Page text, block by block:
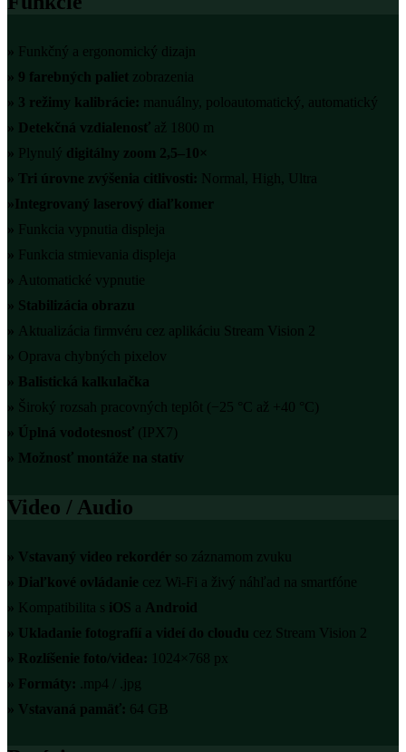
» Funkčný a ergonomický dizajn
» 9 farebných paliet zobrazenia
» 3 režimy kalibrácie: manuálny, poloautomatický, automatický
» Detekčná vzdialenosť až 1800 m
» Plynulý digitálny zoom 2,5–10×
» Tri úrovne zvýšenia citlivosti: Normal, High, Ultra
»Integrovaný laserový diaľkomer
» Funkcia vypnutia displeja
» Funkcia stmievania displeja
» Automatické vypnutie
» Stabilizácia obrazu
» Aktualizácia firmvéru cez aplikáciu Stream Vision 2
» Oprava chybných pixelov
» Balistická kalkulačka
» Široký rozsah pracovných teplôt (−25 °C až +40 °C)
» Úplná vodotesnosť (IPX7)
» Možnosť montáže na statív
Video / Audio
» Vstavaný video rekordér so záznamom zvuku
» Diaľkové ovládanie cez Wi-Fi a živý náhľad na smartfóne
» Kompatibilita s iOS a Android
» Ukladanie fotografií a videí do cloudu cez Stream Vision 2
» Rozlíšenie foto/videa: 1024×768 px
» Formáty: .mp4 / .jpg
» Vstavaná pamäť: 64 GB